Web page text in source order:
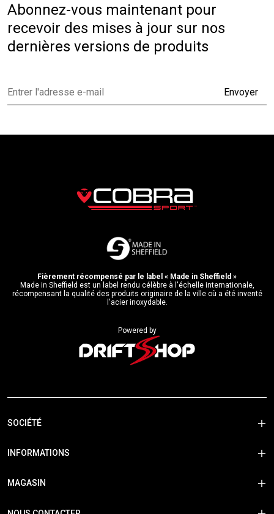
Abonnez-vous maintenant pour
recevoir des mises à jour sur nos
dernières versions de produits
Envoyer
Fièrement récompensé par le label « Made in Sheffield »
Made in Sheffield est un label rendu célèbre à l'échelle internationale,
récompensant la qualité des produits originaire de la ville où a été inventé
l'acier inoxydable.
Powered by
SOCIÉTÉ
INFORMATIONS
MAGASIN